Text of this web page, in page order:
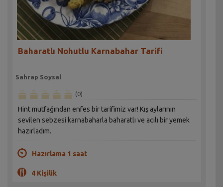
Baharatlı Nohutlu Karnabahar Tarifi
Sahrap Soysal
(0)
Hint mutfağından enfes bir tarifimiz var! Kış aylarının
sevilen sebzesi karnabaharla baharatlı ve acılı bir yemek
hazırladım.
Hazırlama 1 saat
4 Kişilik